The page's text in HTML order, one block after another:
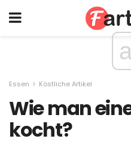
Essen Köstliche Artikel
Wie man
kocht?